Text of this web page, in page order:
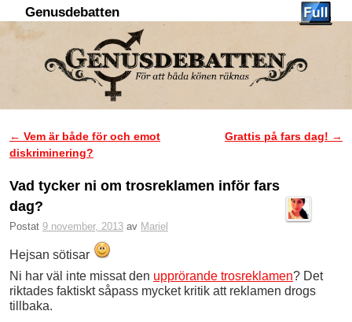
Genusdebatten
Inläggsnavigering
← Vem är både för och emot
diskriminering?
Grattis på fars dag! →
Vad tycker ni om trosreklamen inför fars
dag?
Postat 9 november, 2013 av Mariel
Hejsan sötisar
Ni har väl inte missat den upprörande trosreklamen? Det
riktades faktiskt såpass mycket kritik att reklamen drogs
tillbaka.